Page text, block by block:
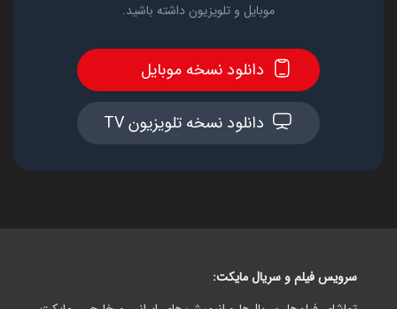
موبایل و تلویزیون داشته باشید.
دانلود نسخه موبایل
دانلود نسخه تلویزیون TV
سرویس فیلم و سریال مایکت: